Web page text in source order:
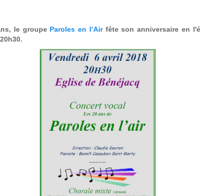
le groupe Paroles en l’Airfête son anniversaire en